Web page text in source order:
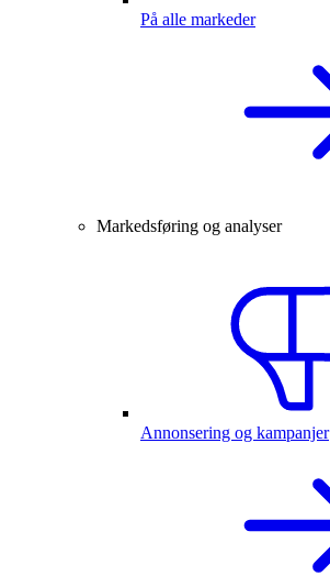
På alle markeder
Markedsføring og analyser
Annonsering og kampanjer